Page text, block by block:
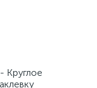
Круглое